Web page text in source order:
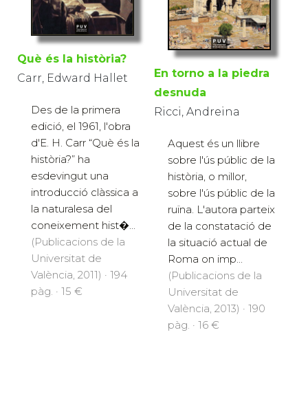
Què és la història?
Carr, Edward Hallet
Des de la primera
edició, el 1961, l'obra
d'E. H. Carr “Què és la
història?” ha
esdevingut una
introducció clàssica a
la naturalesa del
coneixement hist�...
(Publicacions de la
Universitat de
València, 2011) · 194
pàg. · 15 €
En torno a la piedra
desnuda
Ricci, Andreina
Aquest és un llibre
sobre l'ús públic de la
història, o millor,
sobre l'ús públic de la
ruïna. L'autora parteix
de la constatació de
la situació actual de
Roma on imp...
(Publicacions de la
Universitat de
València, 2013) · 190
pàg. · 16 €